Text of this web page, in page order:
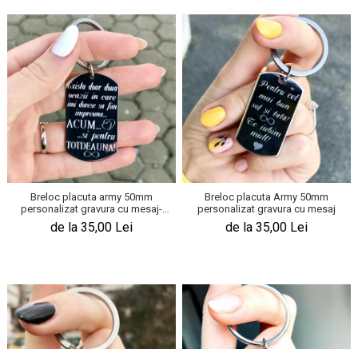
Breloc placuta army 50mm
personalizat gravura cu mesaj-
Exista doua ocazii
de la 35,00 Lei
Breloc placuta Army 50mm
personalizat gravura cu mesaj
de la 35,00 Lei